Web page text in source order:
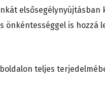
elsősegélynyújtásban
önkéntességgel is hozzá
teljes